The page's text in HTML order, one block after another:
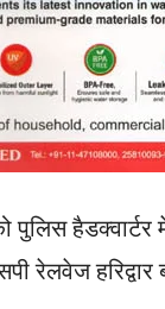
हैडक्वार्टर
रेलवेज हरिद्वार